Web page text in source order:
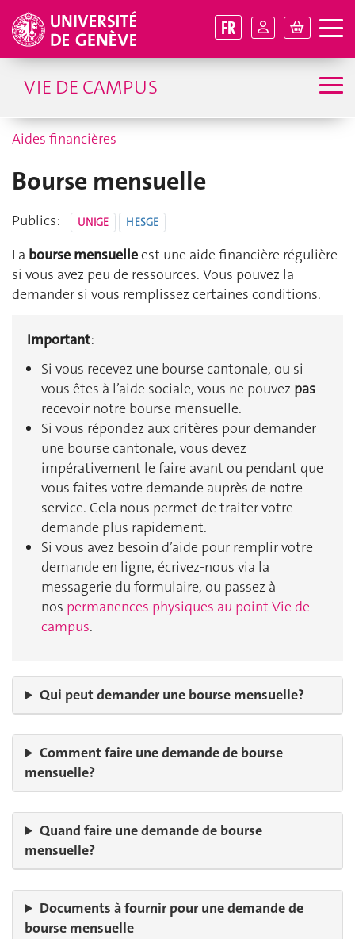
FR
VIE DE CAMPUS
Aides financières
Bourse mensuelle
Publics: UNIGE HESGE
La bourse mensuelleest une aide financière régulière
si vous avez peu de ressources. Vous pouvez la
demander si vous remplissez certaines conditions.
Important:
Si vous recevez une bourse cantonale, ou si
vous êtes à l’aide sociale, vous ne pouvez pas
recevoir notre bourse mensuelle.
Si vous répondez aux critères pour demander
une bourse cantonale, vous devez
impérativement le faire avant ou pendant que
vous faites votre demande auprès de notre
service. Cela nous permet de traiter votre
demande plus rapidement.
Si vous avez besoin d’aide pour remplir votre
demande en ligne, écrivez-nous via la
messagerie du formulaire, ou passez à
nos permanences physiques au point Vie de
campus.
Qui peut demander une bourse mensuelle?
Comment faire une demande de bourse
mensuelle?
Quand faire une demande de bourse
mensuelle?
Documents à fournir pour une demande de
bourse mensuelle